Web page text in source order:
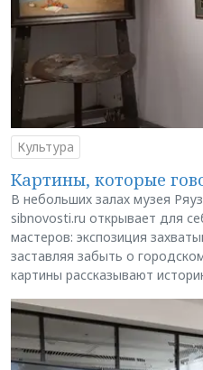
Культура
Картины, которые
В небольших залах музея
sibnovosti.ru открывает для
мастеров: экспозиция
заставляя забыть о
картины рассказывают